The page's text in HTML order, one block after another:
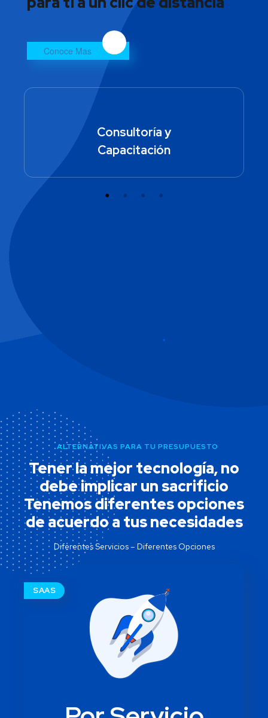
Conoce Mas
Consultoría y
Capacitación
ALTERNATIVAS PARA TU PRESUPUESTO
Tener la mejor tecnología, no
debe implicar un sacrificio
Tenemos diferentes opciones
de acuerdo a tus necesidades
Diferentes Servicios – Diferentes Opciones
SAAS